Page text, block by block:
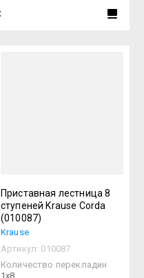
Приставная лестница 8
ступеней Krause Corda
(010087)
Krause
Артикул: 010087
Количество перекладин
1х8